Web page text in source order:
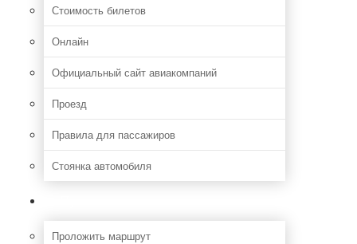
Стоимость билетов
Онлайн
Официальный сайт авиакомпаний
Проезд
Правила для пассажиров
Стоянка автомобиля
Проложить маршрут